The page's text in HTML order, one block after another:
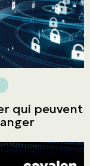
qui peuvent